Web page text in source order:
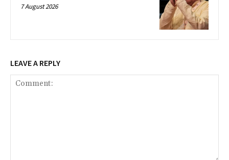
7 August 2026
LEAVE A REPLY